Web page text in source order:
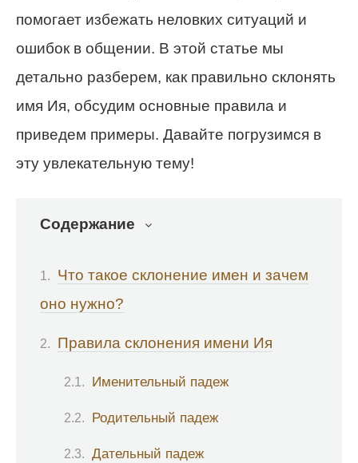
помогает избежать неловких ситуаций и
ошибок в общении. В этой статье мы
детально разберем, как правильно склонять
имя Ия, обсудим основные правила и
приведем примеры. Давайте погрузимся в
эту увлекательную тему!
Содержание
Что такое склонение имен и зачем
оно нужно?
Правила склонения имени Ия
Именительный падеж
Родительный падеж
Дательный падеж